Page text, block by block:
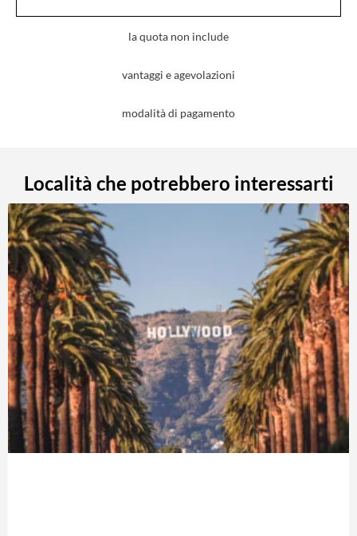
la quota non include
vantaggi e agevolazioni
modalità di pagamento
Località che potrebbero interessarti